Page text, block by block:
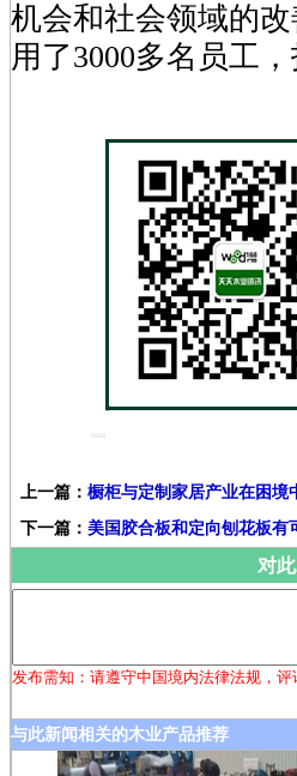
机会和社会领域的
用了3000多名员工
上一篇： 橱柜与定制家居产业在困境
下一篇： 美国胶合板和定向刨花板有
对
发布需知：请遵守中国境内法律法规，评
与此新闻相关的木业产品推荐